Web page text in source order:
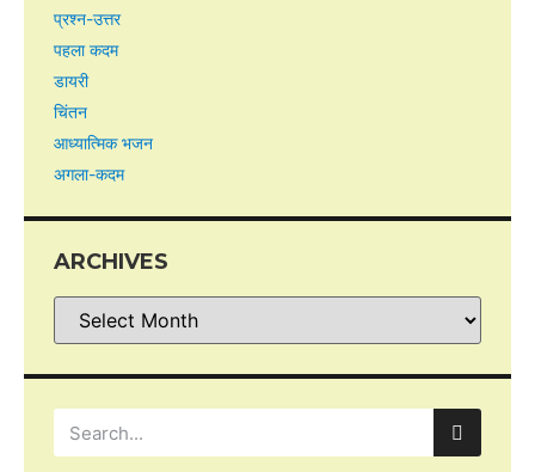
प्रश्न-उत्तर
पहला कदम
डायरी
चिंतन
आध्यात्मिक भजन
अगला-कदम
ARCHIVES